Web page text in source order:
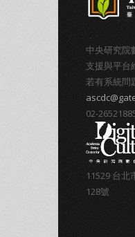
中央研究院
支援與平台
若有系統問
02-
11529 台北
128號